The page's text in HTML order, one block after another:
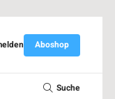
Aboshop
Suche